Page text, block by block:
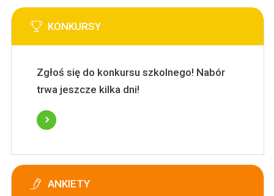
KONKURSY
Zgłoś się do konkursu szkolnego! Nabór
trwa jeszcze kilka dni!
ANKIETY